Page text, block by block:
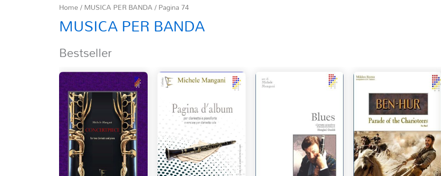
Home/MUSICA PER BANDA/ Pagina 74
MUSICA PER BANDA
Bestseller